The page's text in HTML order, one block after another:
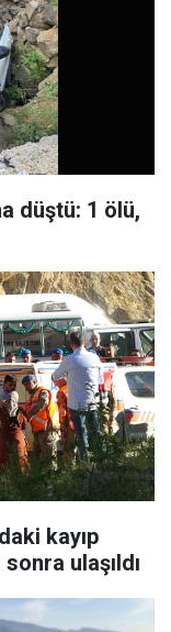
düştü: 1 ölü,
kayıp
ulaşıldı